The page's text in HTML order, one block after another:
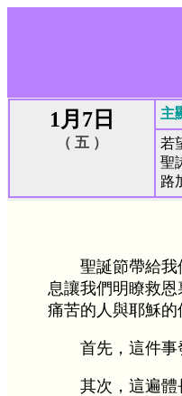
1月7日
（ 五 ）
主
若
聖
路
聖誕節帶給
息讓我們明瞭救
痛苦的人與耶穌的
首先，這件事
其次，這遍